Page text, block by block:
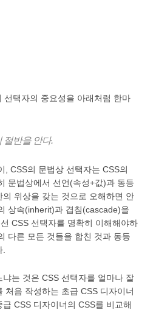
선택자의 중요성을 아래처럼 한마
절반을 안다.
, CSS의 문법상 선택자는 CSS의
문법상에서 선언(속성+값)과 동등
위상을 갖는 것으로 오해하면 안
상속(inherit)과 겹침(cascade)을
CSS 선택자를 명확히 이해해야하
다른 모든 것들을 합친 것과 동등
는 것은 CSS 선택자를 얼마나 잘
처음 작성하는 초급 CSS 디자이너
CSS 디자이너의 CSS를 비교해